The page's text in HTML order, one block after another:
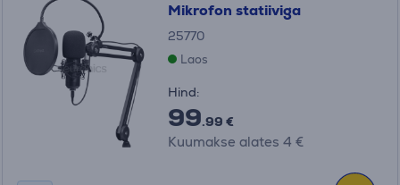
Mikrofon statiiviga
25770
Laos
Hind:
99.99 €
Kuumakse alates 4 €